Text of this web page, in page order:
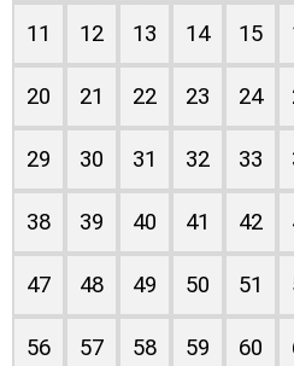
11 12 13 14 15
20 21 22 23 24
29 30 31 32 33
38 39 40 41 42
47 48 49 50 51
56 57 58 59 60